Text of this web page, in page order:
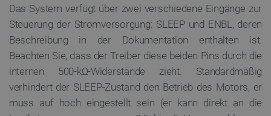
Das System verfügt über zwei verschiedene Eingänge zur
Steuerung der Stromversorgung: SLEEP und ENBL, deren
Beschreibung in der Dokumentation enthalten ist.
Beachten Sie, dass der Treiber diese beiden Pins durch die
internen 500-kΩ-Widerstände zieht. Standardmäßig
verhindert der SLEEP-Zustand den Betrieb des Motors, er
muss auf hoch eingestellt sein (er kann direkt an die
Unbedingt erforderliche Cookies ermöglichen
wesentliche Kernfunktionen der Website wie die
Benutzeranmeldung und die Kontoverwaltung. Ohne
Website nicht ordnungsgemäß verwendet werden.
Name
Anbieter /
Domäne
VISITOR_PRIVACY_METADATA
YouTube
.youtube.com